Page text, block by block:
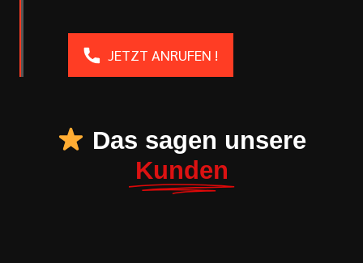
JETZT ANRUFEN !
Das sagen unsere
Kunden